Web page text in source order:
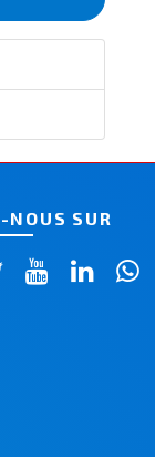
NOUS SUR